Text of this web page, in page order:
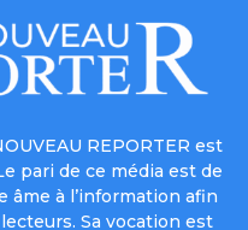
REPORTER est
pari de ce média est de
à l’information afin
Sa vocation est